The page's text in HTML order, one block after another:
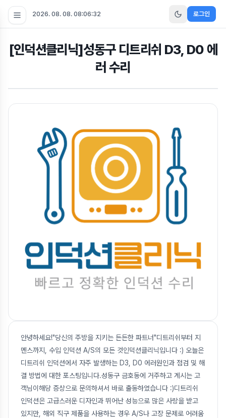
2026. 08. 08. 08:06:32 로그인
[인덕션클리닉]성동구 디트리쉬 D3, D0 에
러 수리
안녕하세요!"당신의 주방을 지키는 든든한 파트너"디트리쉬부터 지
멘스까지, 수입 인덕션 A/S의 모든 것인덕션클리닉입니다 :) 오늘은
디트리쉬 인덕션에서 자주 발생하는 D3, D0 에러원인과 점검 및 해
결 방법에 대한 포스팅입니다.성동구 금호동에 거주하고 계시는 고
객님이해당 증상으로 문의하셔서 바로 출동하였습니다 :)디트리쉬
인덕션은 고급스러운 디자인과 뛰어난 성능으로 많은 사랑을 받고
있지만, 해외 직구 제품을 사용하는 경우 A/S나 고장 문제로 어려움